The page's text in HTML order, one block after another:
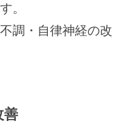
。
調・自律神経の改
善